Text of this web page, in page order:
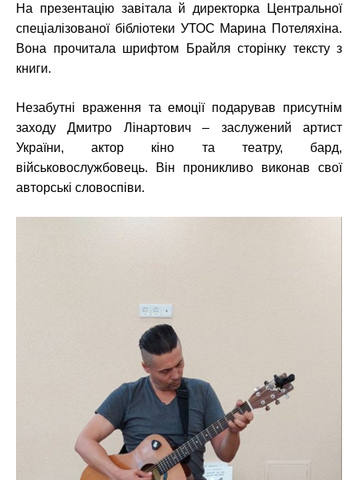
На презентацію завітала й директорка Центральної
спеціалізованої бібліотеки УТОС Марина Потеляхіна.
Вона прочитала шрифтом Брайля сторінку тексту з
книги.
Незабутні враження та емоції подарував присутнім
заходу Дмитро Лінартович – заслужений артист
України, актор кіно та театру, бард,
військовослужбовець. Він проникливо виконав свої
авторські словоспіви.